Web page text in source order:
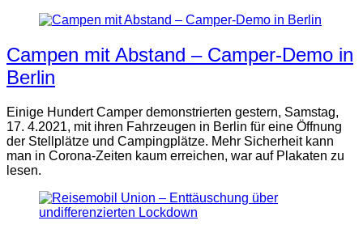
Campen mit Abstand – Camper-Demo in
Berlin
Einige Hundert Camper demonstrierten gestern, Samstag,
17. 4.2021, mit ihren Fahrzeugen in Berlin für eine Öffnung
der Stellplätze und Campingplätze. Mehr Sicherheit kann
man in Corona-Zeiten kaum erreichen, war auf Plakaten zu
lesen.